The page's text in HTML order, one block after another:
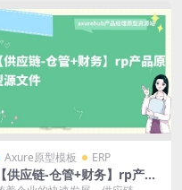
Axure原型模板 ERP
【供应链-仓管+财务】rp产品